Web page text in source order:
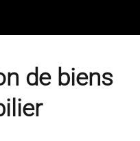
de biens